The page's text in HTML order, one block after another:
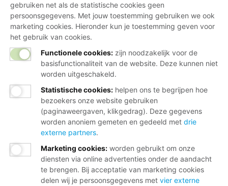
gebruiken net als de statistische cookies geen
persoonsgegevens. Met jouw toestemming gebruiken we ook
marketing cookies. Hieronder kun je toestemming geven voor
het gebruik van cookies.
Functionele cookies: zijn noodzakelijk voor de
basisfunctionaliteit van de website. Deze kunnen niet
worden uitgeschakeld.
Statistische cookies: helpen ons te begrijpen hoe
bezoekers onze website gebruiken
(paginaweergaven, klikgedrag). Deze gegevens
worden anoniem gemeten en gedeeld met drie
externe partners.
Marketing cookies: worden gebruikt om onze
diensten via online advertenties onder de aandacht
te brengen. Bij acceptatie van marketing cookies
delen wij je persoonsgegevens met vier externe